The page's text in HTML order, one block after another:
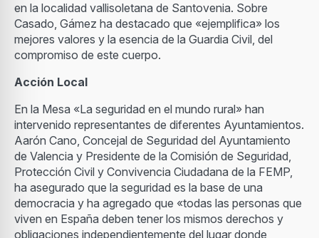
en la localidad vallisoletana de Santovenia. Sobre
Casado, Gámez ha destacado que «ejemplifica» los
mejores valores y la esencia de la Guardia Civil, del
compromiso de este cuerpo.
Acción Local
En la Mesa «La seguridad en el mundo rural» han
intervenido representantes de diferentes Ayuntamientos.
Aarón Cano, Concejal de Seguridad del Ayuntamiento
de Valencia y Presidente de la Comisión de Seguridad,
Protección Civil y Convivencia Ciudadana de la FEMP,
ha asegurado que la seguridad es la base de una
democracia y ha agregado que «todas las personas que
viven en España deben tener los mismos derechos y
obligaciones independientemente del lugar donde